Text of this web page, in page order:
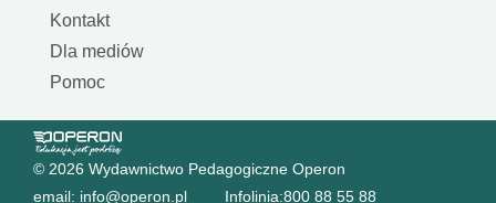
Kontakt
Dla mediów
Pomoc
© 2026 Wydawnictwo Pedagogiczne Operon
email: info@operon.pl Infolinia:800 88 55 88